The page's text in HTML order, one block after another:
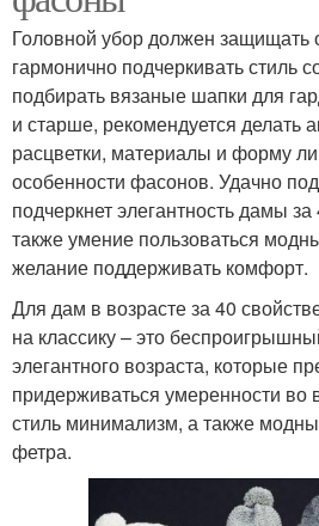
Головной убор должен защищать
гармонично подчеркивать стиль
подбирать вязаные шапки для
и старше, рекомендуется делать
расцветки, материалы и форму
особенности фасонов. Удачно
подчеркнет элегантность дамы
также умение пользоваться
желание поддерживать комфорт.
Для дам в возрасте за 40
на классику – это
элегантного возраста, которые
придерживаться умеренности во
стиль минимализм, а также
фетра.